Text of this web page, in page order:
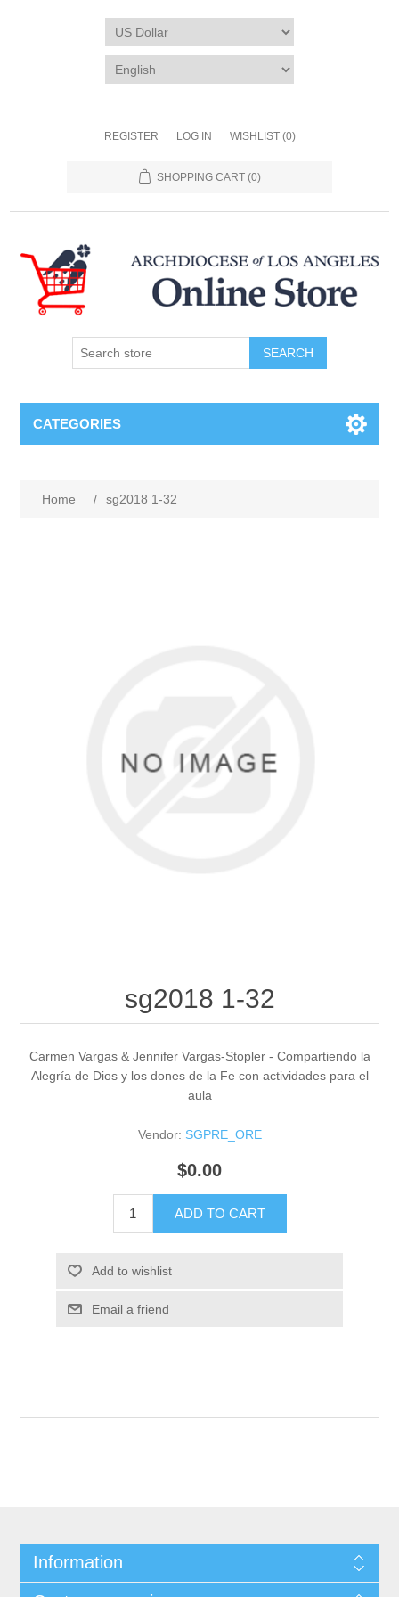
REGISTER LOG IN WISHLIST (0)
SHOPPING CART (0)
SEARCH
CATEGORIES
Home / sg2018 1-32
sg2018 1-32
Carmen Vargas & Jennifer Vargas-Stopler - Compartiendo la
Alegría de Dios y los dones de la Fe con actividades para el
aula
Vendor: SGPRE_ORE
$0.00
ADD TO CART
Add to wishlist
Email a friend
Information